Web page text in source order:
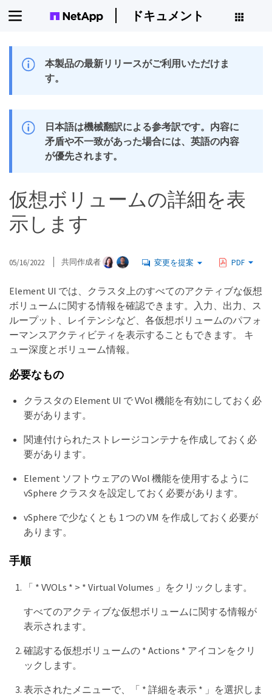
ドキュメント
本製品の最新リリースがご利用いただけま
す。
日本語は機械翻訳による参考訳です。内容に
矛盾や不一致があった場合には、英語の内容
が優先されます。
仮想ボリュームの詳細を表
示します
05/16/2022 共同作成者 変更を提案 PDF
Element UI では、クラスタ上のすべてのアクティブな仮想
ボリュームに関する情報を確認できます。入力、出力、ス
ループット、レイテンシなど、各仮想ボリュームのパフォ
ーマンスアクティビティを表示することもできます。 キ
ュー深度とボリューム情報。
必要なもの
クラスタの Element UI で VVol 機能を有効にしておく必
要があります。
関連付けられたストレージコンテナを作成しておく必
要があります。
Element ソフトウェアの VVol 機能を使用するように
vSphere クラスタを設定しておく必要があります。
vSphere で少なくとも 1 つの VM を作成しておく必要が
あります。
手順
「 * VVOLs * > * Virtual Volumes 」をクリックします。
すべてのアクティブな仮想ボリュームに関する情報が
表示されます。
確認する仮想ボリュームの * Actions * アイコンをクリ
ックします。
表示されたメニューで、「 * 詳細を表示 * 」を選択しま